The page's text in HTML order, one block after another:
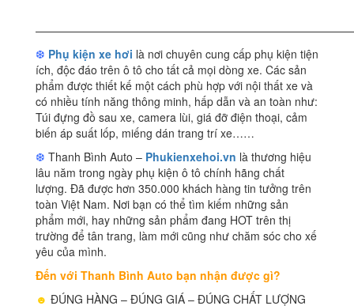
❆ Phụ kiện xe hơi là nơi chuyên cung cấp phụ kiện tiện
ích, độc đáo trên ô tô cho tất cả mọi dòng xe. Các sản
phẩm được thiết kế một cách phù hợp với nội thất xe và
có nhiều tính năng thông minh, hấp dẫn và an toàn như:
Túi đựng đồ sau xe, camera lùi, giá đỡ điện thoại, cảm
biến áp suất lốp, miếng dán trang trí xe……
❆ Thanh Bình Auto – Phukienxehoi.vn là thương hiệu
lâu năm trong ngày phụ kiện ô tô chính hãng chất
lượng. Đã được hơn 350.000 khách hàng tin tưởng trên
toàn Việt Nam. Nơi bạn có thể tìm kiếm những sản
phẩm mới, hay những sản phẩm đang HOT trên thị
trường để tân trang, làm mới cũng như chăm sóc cho xế
yêu của mình.
Đến với Thanh Bình Auto bạn nhận được gì?
☻ ĐÚNG HÀNG – ĐÚNG GIÁ – ĐÚNG CHẤT LƯỢNG